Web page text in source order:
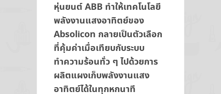
ABB
เพิ่ม
ระบบ
อัตโนมัติ
ใน
อุตสาหกรรม
“พลังงาน
แสง
อาทิตย์”
หุ่นยนต์ ABB ทำให้เทคโนโลยี
พลังงานแสงอาทิตย์ของ
Absolicon กลายเป็นตัวเลือก
ที่คุ้มค่าเมื่อเทียบกับระบบ
ทำความร้อนทั่ว ๆ ไปด้วยการ
ผลิตแผงเก็บพลังงานแสง
อาทิตย์ได้ในทุกหกนาที